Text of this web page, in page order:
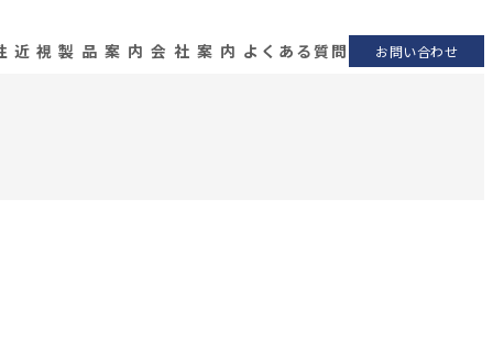
近視製品案内会社案内 よくある質問 お問い合わせ